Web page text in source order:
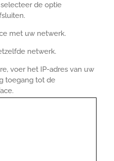
de optie
met uw netwerk.
netwerk.
voer het IP-adres van uw
toegang tot de